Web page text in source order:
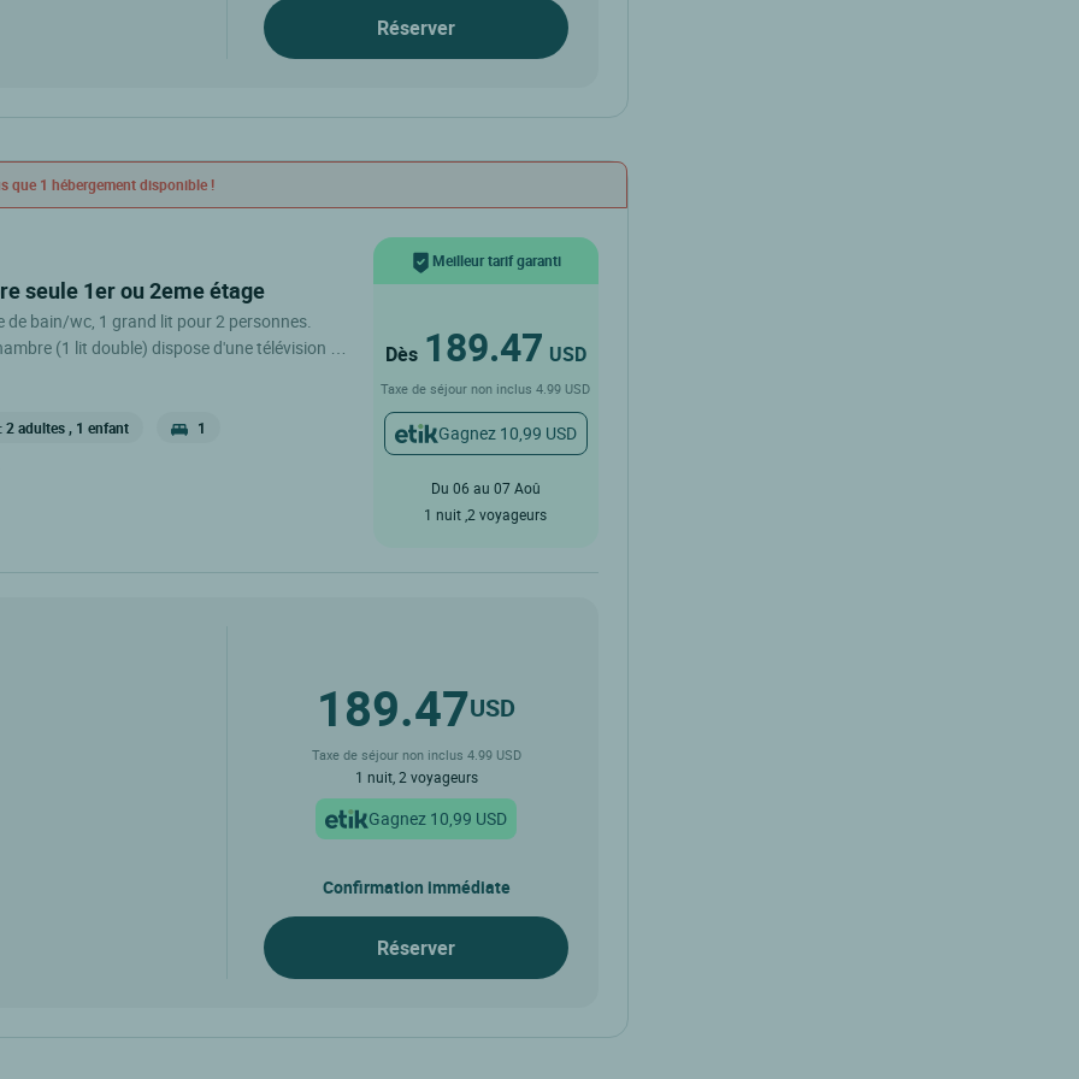
Réserver
que 1 hébergement disponible !
seule 1er ou 2eme étage
de bain/wc, 1 grand lit pour 2 personnes.
(1 lit double) dispose d'une télévision par
et d'une salle de bains privative. Équipements:
de toilette gratuits, Toilettes, Salle de bains,
Service de réveil, non fumeur. Une
2 adultes , 1 enfant 1
Meilleur tarif garanti
Dès 189.47 USD
Taxe de séjour non inclus 4.99 USD
Gagnez 10,99 USD
Du 06 au 07 Aoû
1 nuit ,2 voyageurs
189.47USD
Taxe de séjour non inclus 4.99 USD
1 nuit, 2 voyageurs
Gagnez 10,99 USD
Confirmation immédiate
Réserver